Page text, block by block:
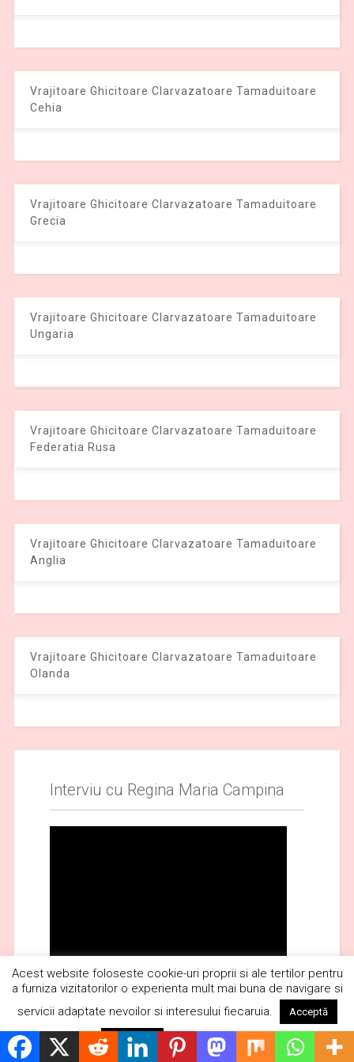
Vrajitoare Ghicitoare Clarvazatoare Tamaduitoare
Cehia
Vrajitoare Ghicitoare Clarvazatoare Tamaduitoare
Grecia
Vrajitoare Ghicitoare Clarvazatoare Tamaduitoare
Ungaria
Vrajitoare Ghicitoare Clarvazatoare Tamaduitoare
Federatia Rusa
Vrajitoare Ghicitoare Clarvazatoare Tamaduitoare
Anglia
Vrajitoare Ghicitoare Clarvazatoare Tamaduitoare
Olanda
Interviu cu Regina Maria Campina
Acest website foloseste cookie-uri proprii si ale tertilor pentru
a furniza vizitatorilor o experienta mult mai buna de navigare si
servicii adaptate nevoilor si interesului fiecaruia.
Acceptă
Respinge Citește mai mult